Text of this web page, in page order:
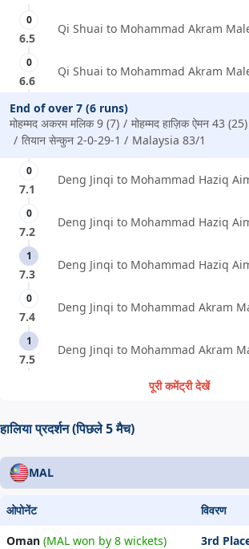
0
6.5
Qi Shuai to Mohammad Akram
0
6.6
Qi Shuai to Mohammad Akram
End of over 7 (6 runs)
मोहम्मद अकरम मलिक 9 (7)
मोहम्मद हाज़िक ऐमन 43 (25)
तियान सेन्कुन 2-0-29-1
Malaysia 83/1
0
7.1
Deng Jinqi to Mohammad Haziq
0
7.2
Deng Jinqi to Mohammad Haziq
1
7.3
Deng Jinqi to Mohammad Haziq
0
7.4
Deng Jinqi to Mohammad Akram
1
7.5
Deng Jinqi to Mohammad Akram
पूरी कमेंट्री देखें
हालिया प्रदर्शन (पिछले 5 मैच)
MAL
ओपोनेंट विवरण
Oman (MAL won by 8 wickets) 3rd